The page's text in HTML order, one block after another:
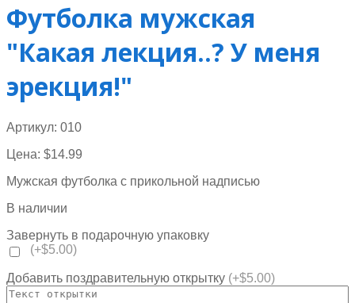
Футболка мужская
"Какая лекция..? У меня
эрекция!"
Артикул: 010
Цена: $14.99
Мужская футболка с прикольной надписью
В наличии
Завернуть в подарочную упаковку
(+$5.00)
Добавить поздравительную открытку (+$5.00)